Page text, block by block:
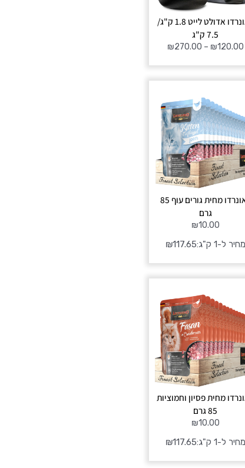
לאונרדו אדולט לייט 1.8 ק"ג/
7.5 ק"ג
₪120.00
–
₪270.00
לאונרדו מחית גורים עוף 85
גרם
₪10.00
מחיר ל-1 ק"ג: ₪117.65
מחית פסיון וחמוציות
85 גרם
₪10.00
מחיר ל-1 ק"ג: ₪117.65